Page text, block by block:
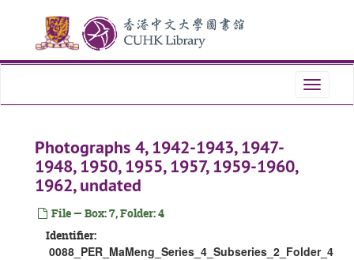
content
Toggle
Photographs 4, 1942-1943, 1947-
1948, 1950, 1955, 1957, 1959-1960,
1962, undated
File — Box: 7, Folder: 4
Identifier:
0088_PER_MaMeng_Series_4_Subseries_2_Folder_4